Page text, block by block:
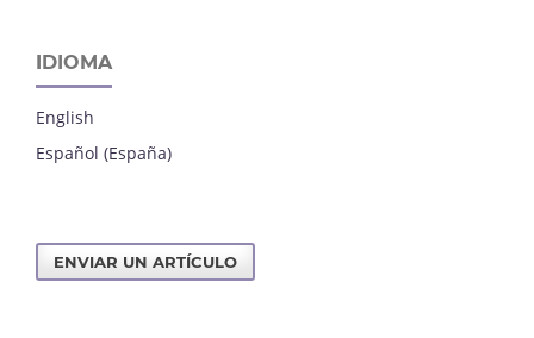
IDIOMA
English
Español (España)
ENVIAR UN ARTÍCULO